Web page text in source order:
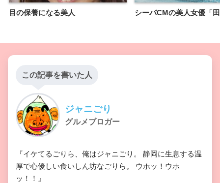
目の保養になる美人 シーバCMの美人女優「
この記事を書いた人
ジャニごり
グルメブロガー
『イケてるごりら、俺はジャニごり。 静岡に生息する温
厚で心優しい食いしん坊なごりら。 ウホッ！ウホ
ッ！！』